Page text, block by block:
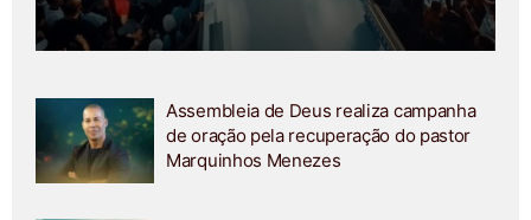
Assembleia de Deus realiza campanha
de oração pela recuperação do pastor
Marquinhos Menezes